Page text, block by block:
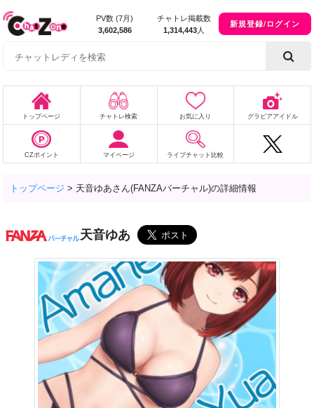
PV数 (7月)
3,602,586
チャトレ掲載数
1,314,443 人
新規登録/ログイン
トップページ チャトレ検索 お気に入り グラビアアイドル
CZポイント マイページ ライブチャット比較
トップページ > 天音ゆあさん(FANZAバーチャル)の詳細情報
天音ゆあ